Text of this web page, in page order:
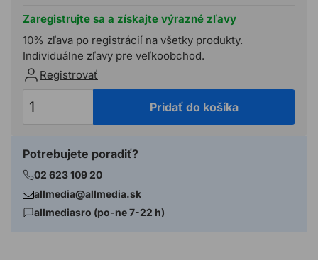
Zaregistrujte sa a získajte výrazné zľavy
10% zľava po registrácií na všetky produkty.
Individuálne zľavy pre veľkoobchod.
Registrovať
Pridať do košíka
Potrebujete poradiť?
02 623 109 20
allmedia@allmedia.sk
allmediasro (po-ne 7-22 h)